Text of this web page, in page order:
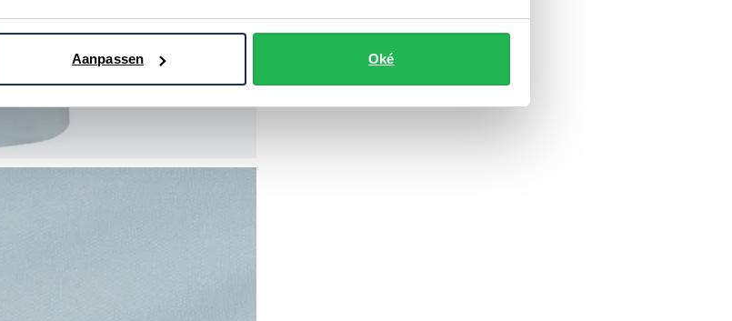
Aanpassen Oké